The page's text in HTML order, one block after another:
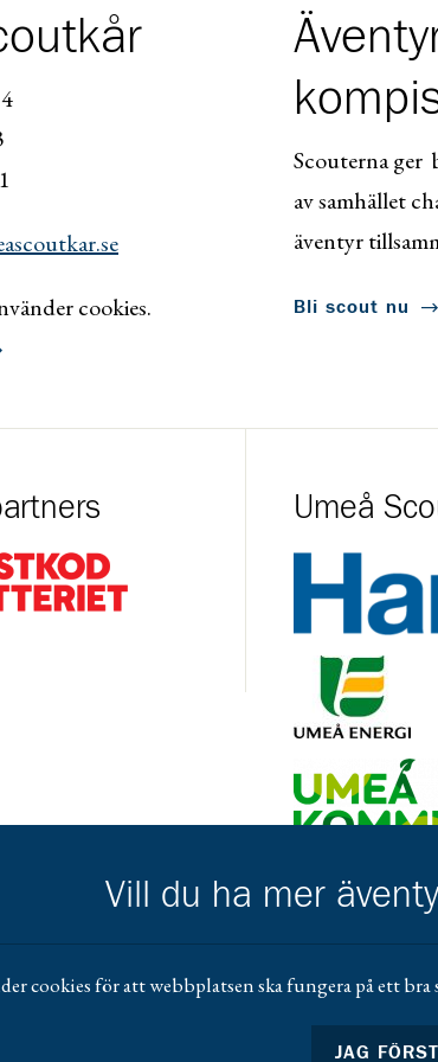
cookies.
Scouterna ger
av samhället
äventyr
Bli scout nu
Umeå
Gå till https://
Gå till https://
Gå till https://
Gå till https://
Gå till https://
Vill du ha mer
cookies för att webbplatsen ska fungera på ett
JAG